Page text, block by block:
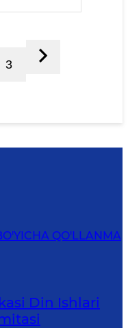
3
QO'LLANMA
Din Ishlаri